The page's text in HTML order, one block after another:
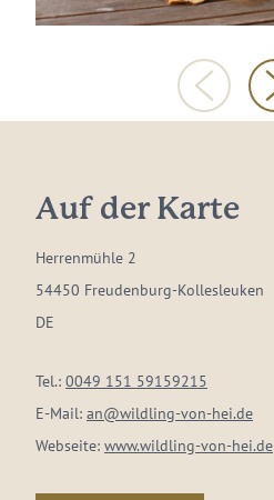
Auf der Karte
Herrenmühle 2
54450 Freudenburg-Kollesleuken
DE
Tel.: 0049 151 59159215
E-Mail: an@wildling-von-hei.de
Webseite: www.wildling-von-hei.de